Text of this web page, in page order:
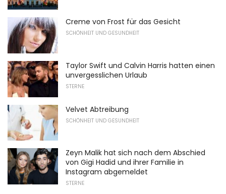
Creme von Frost für das Gesicht
SCHÖNHEIT UND GESUNDHEIT
Taylor Swift und Calvin Harris hatten einen
unvergesslichen Urlaub
STERNE
Velvet Abtreibung
SCHÖNHEIT UND GESUNDHEIT
Zeyn Malik hat sich nach dem Abschied
von Gigi Hadid und ihrer Familie in
Instagram abgemeldet
STERNE